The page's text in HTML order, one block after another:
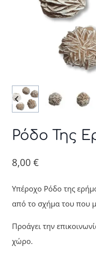
Ρόδο Της
8,00 €
Υπέροχο Ρόδο της
από το σχήμα του που
Προάγει την
χώρο.